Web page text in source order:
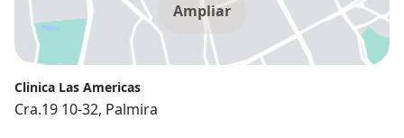
Ampliar
Clinica Las Americas
Cra.19 10-32, Palmira